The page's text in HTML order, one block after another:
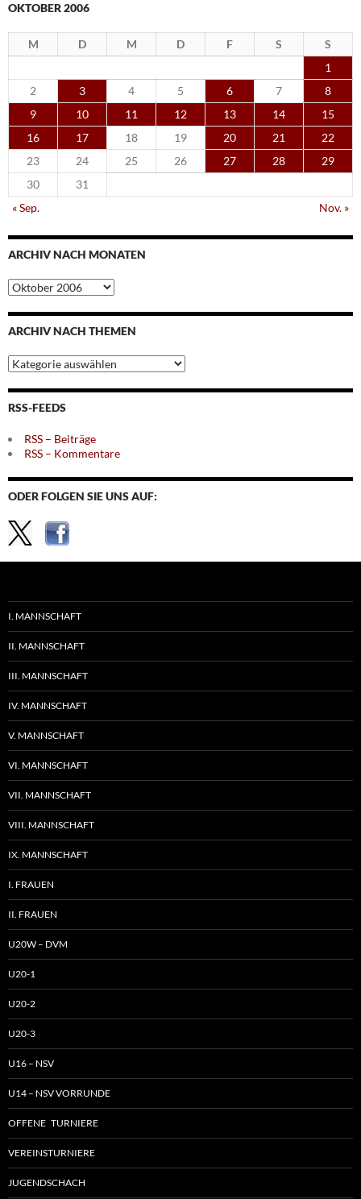
OKTOBER 2006
M D M D F S
S
1
2
3 4 5 6 7
8
9
10 11 12 13 14
15
16
17 18 19 20 21
22
23
24 25 26 27 28
29
30
31
« Sep.
Nov. »
ARCHIV NACH MONATEN
Archiv
nach
Monaten
ARCHIV NACH THEMEN
Archiv
nach
Themen
RSS-FEEDS
RSS – Beiträge
RSS – Kommentare
ODER FOLGEN SIE UNS AUF:
I. MANNSCHAFT
II. MANNSCHAFT
III. MANNSCHAFT
IV. MANNSCHAFT
V. MANNSCHAFT
VI. MANNSCHAFT
VII. MANNSCHAFT
VIII. MANNSCHAFT
IX. MANNSCHAFT
I. FRAUEN
II. FRAUEN
U20W – DVM
U20-1
U20-2
U20-3
U16 – NSV
U14 – NSV VORRUNDE
OFFENE TURNIERE
VEREINSTURNIERE
JUGENDSCHACH